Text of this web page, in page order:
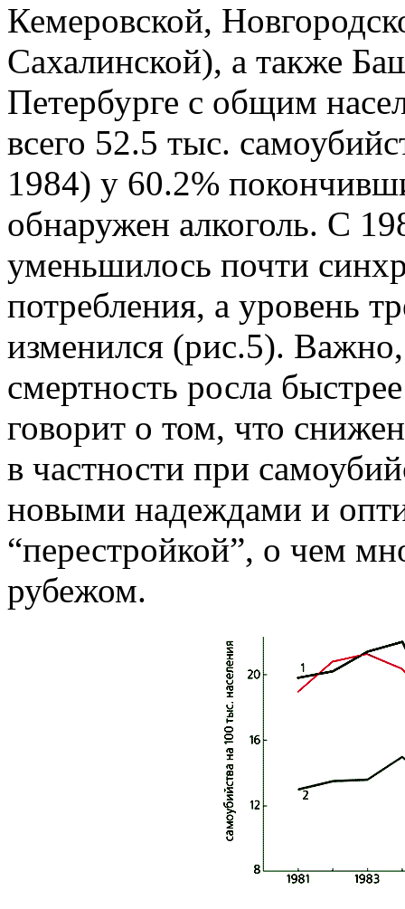
Кемеровской,
Сахалинской), а также
Петербурге с общим
всего 52.5 тыс.
1984) у 60.2%
обнаружен алкоголь. С
уменьшилось почти
потребления, а уровень
изменился (рис.5). Важно,
смертность росла
говорит о том, что
в частности при
новыми надеждами и
“перестройкой”, о чем
рубежом.